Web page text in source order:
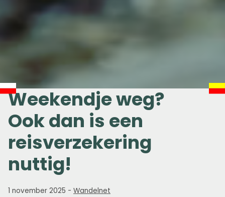
Weekendje weg?
Ook dan is een
reisverzekering
nuttig!
1 november 2025 - Wandelnet